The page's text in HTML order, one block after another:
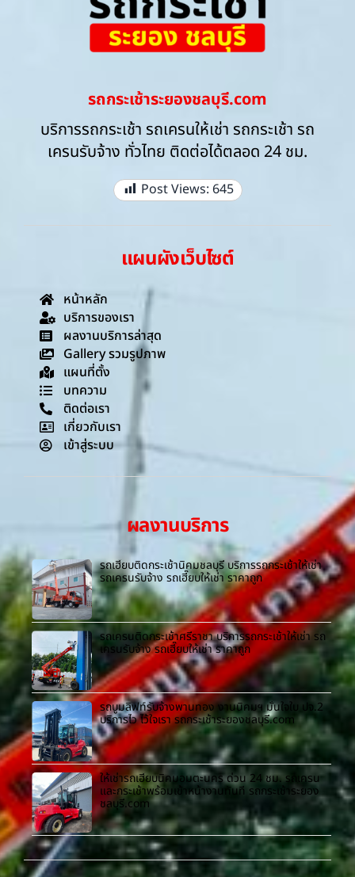
รถกระเช้าระยองชลบุรี.com
บริการรถกระเช้า รถเครนให้เช่า รถกระเช้า รถ
เครนรับจ้าง ทั่วไทย ติดต่อได้ตลอด 24 ชม.
Post Views: 645
แผนผังเว็บไซต์
หน้าหลัก
บริการของเรา
ผลงานบริการล่าสุด
Gallery รวมรูปภาพ
แผนที่ตั้ง
บทความ
ติดต่อเรา
เกี่ยวกับเรา
เข้าสู่ระบบ
ผลงานบริการ
รถเฮี๊ยบติดกระเช้านิคมชลบุรี บริการรถกระเช้าให้เช่า
รถเครนรับจ้าง รถเฮี๊ยบให้เช่า ราคาถูก
รถเครนติดกระเช้าศรีราชา บริการรถกระเช้าให้เช่า รถ
เครนรับจ้าง รถเฮี๊ยบให้เช่า ราคาถูก
รถบูมลิฟท์รับจ้างพานทอง งานนิคมฯ มั่นใจใบ ปจ.2
บริการไว ไว้ใจเรา รถกระเช้าระยองชลบุรี.com
ให้เช่ารถเฮี๊ยบนิคมอมตะนคร ด่วน 24 ชม. รถเครน
และกระเช้าพร้อมเข้าหน้างานทันที รถกระเช้าระยอง
ชลบุรี.com